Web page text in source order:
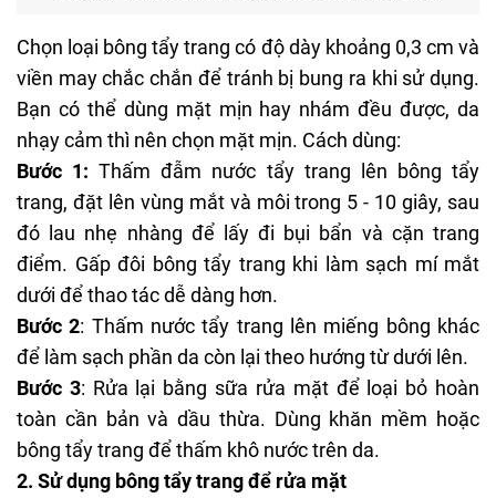
Chọn loại bông tẩy trang có độ dày khoảng 0,3 cm và
viền may chắc chắn để tránh bị bung ra khi sử dụng.
Bạn có thể dùng mặt mịn hay nhám đều được, da
nhạy cảm thì nên chọn mặt mịn. Cách dùng:
Bước 1: Thấm đẫm nước tẩy trang lên bông tẩy
trang, đặt lên vùng mắt và môi trong 5 - 10 giây, sau
đó lau nhẹ nhàng để lấy đi bụi bẩn và cặn trang
điểm. Gấp đôi bông tẩy trang khi làm sạch mí mắt
dưới để thao tác dễ dàng hơn.
Bước 2: Thấm nước tẩy trang lên miếng bông khác
để làm sạch phần da còn lại theo hướng từ dưới lên.
Bước 3: Rửa lại bằng sữa rửa mặt để loại bỏ hoàn
toàn cần bản và dầu thừa. Dùng khăn mềm hoặc
bông tẩy trang để thấm khô nước trên da.
2. Sử dụng bông tẩy trang để rửa mặt